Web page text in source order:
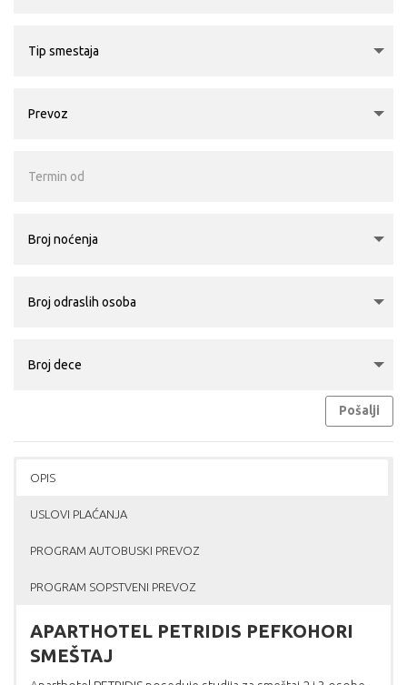
Pošalji
OPIS
USLOVI PLAĆANJA
PROGRAM AUTOBUSKI PREVOZ
PROGRAM SOPSTVENI PREVOZ
APARTHOTEL PETRIDIS PEFKOHORI
SMEŠTAJ